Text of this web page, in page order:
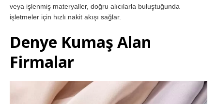
veya işlenmiş materyaller, doğru alıcılarla buluştuğunda
işletmeler için hızlı nakit akışı sağlar.
Denye Kumaş Alan
Firmalar